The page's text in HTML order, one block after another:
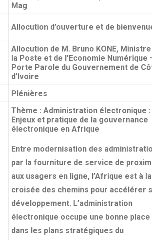
Mag
Allocution d’ouverture et de
Allocution de M. Bruno KONE,
la Poste et de l’Economie Numérique
Porte Parole du Gouvernement de
d’Ivoire
Plénières
Thème : Administration électronique :
Enjeux et pratique de la gouvernance
électronique en Afrique
Entre modernisation des
par la fourniture de service de
aux usagers en ligne, l’Afrique est à la
croisée des chemins pour accélérer
développement. L’administration
électronique occupe une bonne place
dans les plans stratégiques du